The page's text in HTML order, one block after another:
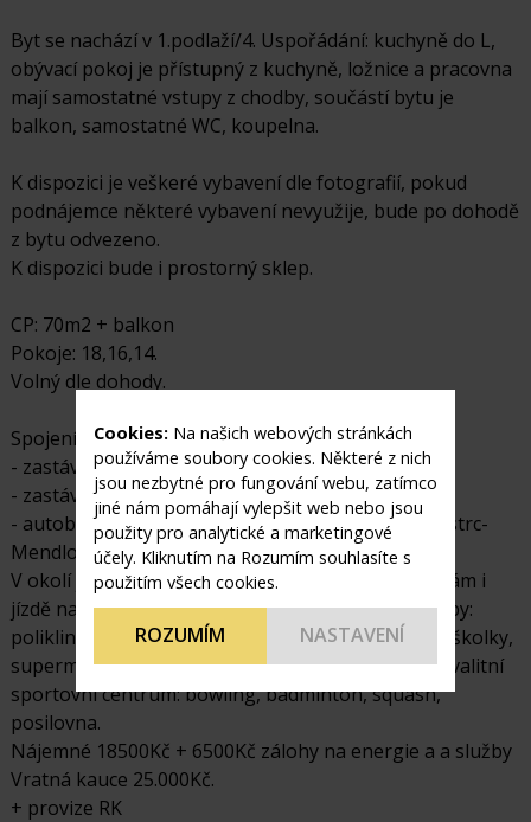
Byt se nachází v 1.podlaží/4. Uspořádání: kuchyně do L,
obývací pokoj je přístupný z kuchyně, ložnice a pracovna
mají samostatné vstupy z chodby, součástí bytu je
balkon, samostatné WC, koupelna.
K dispozici je veškeré vybavení dle fotografií, pokud
podnájemce některé vybavení nevyužije, bude po dohodě
z bytu odvezeno.
K dispozici bude i prostorný sklep.
CP: 70m2 + balkon
Pokoje: 18,16,14.
Volný dle dohody.
Spojení:
- zastávka tramvaje č. 1 a č. 3
- zastávka trolejbusu č. 30 (Bystrc-Královo Pole)
- autobusová linka č. 50 (Bystrc_Campus) a 52 (Bystrc-
Mendlovo nám.)
V okolí je mnoho příležitosti k příjemným vycházkám i
jízdě na kole. V místě jsou k dispozici veškeré služby:
poliklinika, lékárny, kadeřnictví, kosmetika, školy, školky,
supermarkety, večerky i restaurace, dále potom kvalitní
sportovní centrum: bowling, badminton, squash,
posilovna.
Nájemné 18500Kč + 6500Kč zálohy na energie a a služby
Vratná kauce 25.000Kč.
+ provize RK
Cookies: Na našich webových stránkách
používáme soubory cookies. Některé z nich
jsou nezbytné pro fungování webu, zatímco
jiné nám pomáhají vylepšit web nebo jsou
použity pro analytické a marketingové
účely. Kliknutím na Rozumím souhlasíte s
použitím všech cookies.
ROZUMÍM NASTAVENÍ